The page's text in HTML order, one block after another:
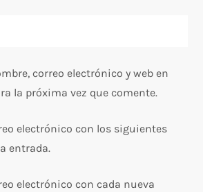
correo electrónico y web en
la próxima vez que comente.
electrónico con los siguientes
entrada.
electrónico con cada nueva